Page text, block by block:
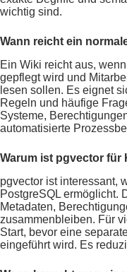
wichtig sind.
Wann reicht ein
Ein Wiki reicht aus,
gepflegt wird und
lesen sollen. Es eignet
Regeln und häufige
Systeme,
automatisierte
Warum ist pgvector für
pgvector ist interessant,
PostgreSQL ermöglicht.
Metadaten,
zusammenbleiben. Für
Start, bevor eine
eingeführt wird. Es